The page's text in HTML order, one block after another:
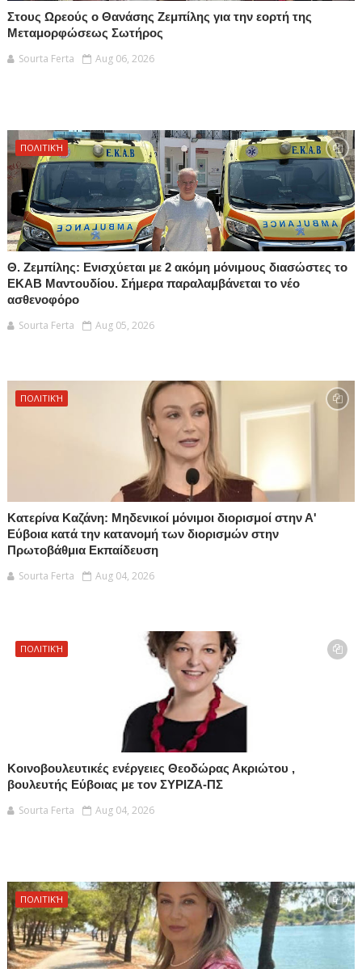
Στους Ωρεούς ο Θανάσης Ζεμπίλης για την εορτή της
Μεταμορφώσεως Σωτήρος
Sourta Ferta
Aug 06, 2026
ΠΟΛΙΤΙΚΉ
Θ. Ζεμπίλης: Ενισχύεται με 2 ακόμη μόνιμους διασώστες το
ΕΚΑΒ Μαντουδίου. Σήμερα παραλαμβάνεται το νέο
ασθενοφόρο
Sourta Ferta
Aug 05, 2026
ΠΟΛΙΤΙΚΉ
Κατερίνα Καζάνη: Μηδενικοί μόνιμοι διορισμοί στην Α'
Εύβοια κατά την κατανομή των διορισμών στην
Πρωτοβάθμια Εκπαίδευση
Sourta Ferta
Aug 04, 2026
ΠΟΛΙΤΙΚΉ
Κοινοβουλευτικές ενέργειες Θεοδώρας Ακριώτου ,
βουλευτής Εύβοιας με τον ΣΥΡΙΖΑ-ΠΣ
Sourta Ferta
Aug 04, 2026
ΠΟΛΙΤΙΚΉ